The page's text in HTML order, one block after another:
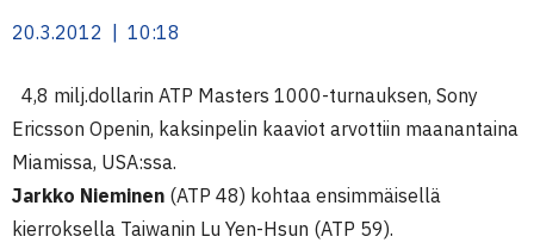
20.3.2012 | 10:18
4,8 milj.dollarin ATP Masters 1000-turnauksen, Sony
Ericsson Openin, kaksinpelin kaaviot arvottiin maanantaina
Miamissa, USA:ssa.
Jarkko Nieminen (ATP 48) kohtaa ensimmäisellä
kierroksella Taiwanin Lu Yen-Hsun (ATP 59).